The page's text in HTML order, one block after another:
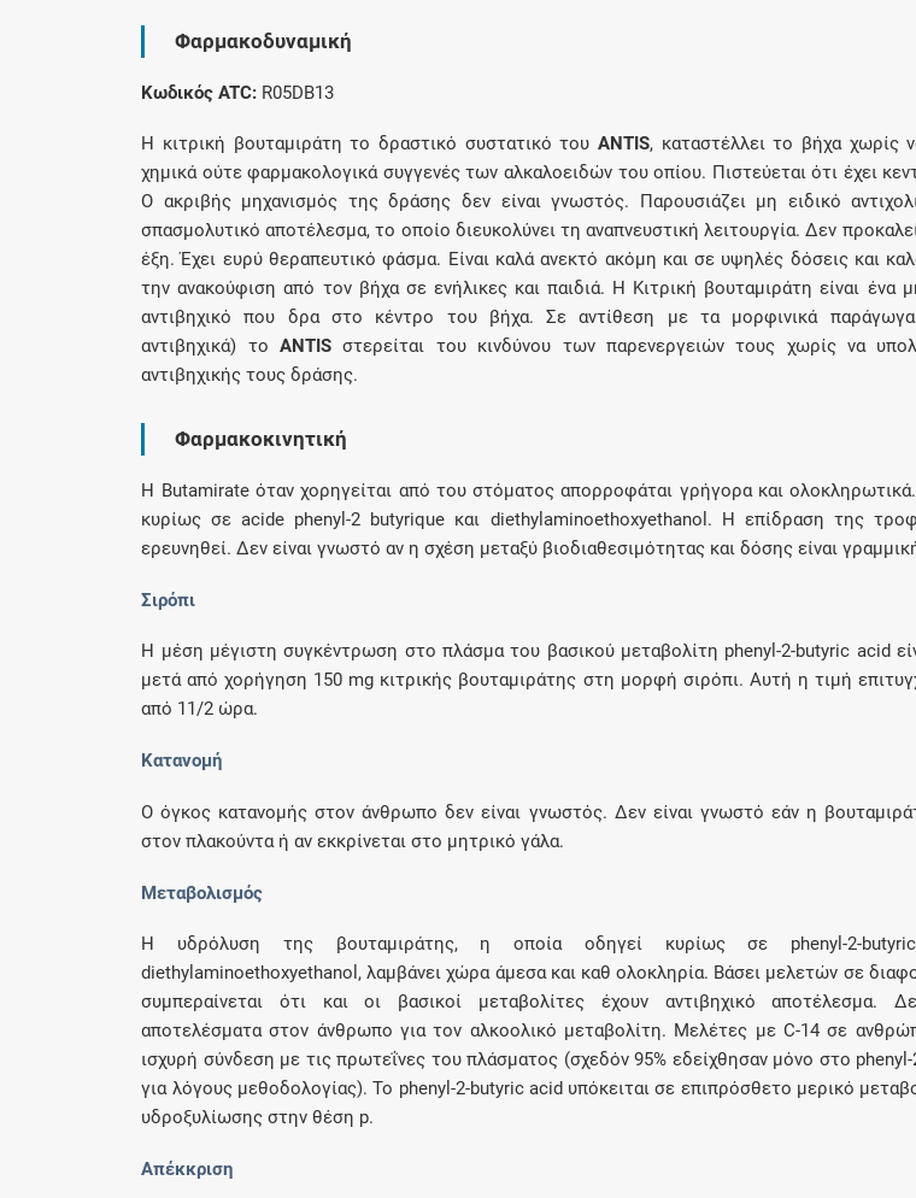
επιπλέον παροχές των συνδρομητικών
προγραμμάτων
Ενδείξεις και αγωγές
Βρείτε θεραπευτικές ενδείξεις και αγωγές
Γνωρίζατε ότι...
Μοιραζόμαστε μαζί σας γεγονότα της
Φαρμακοδυναμική
Κωδικός ATC: R05DB13
Η κιτρική βουταμιράτη το δραστικό συστατικό του ANTIS, καταστέλλει το βήχα χωρίς
χημικά ούτε φαρμακολογικά συγγενές των αλκαλοειδών του οπίου. Πιστεύεται ότι έχει
Ο ακριβής μηχανισμός της δράσης δεν είναι γνωστός. Παρουσιάζει μη ειδικό
σπασμολυτικό αποτέλεσμα, το οποίο διευκολύνει τη αναπνευστική λειτουργία. Δεν
έξη. Έχει ευρύ θεραπευτικό φάσμα. Είναι καλά ανεκτό ακόμη και σε υψηλές δόσεις και
την ανακούφιση από τον βήχα σε ενήλικες και παιδιά. Η Κιτρική βουταμιράτη είναι ένα
αντιβηχικό που δρα στο κέντρο του βήχα. Σε αντίθεση με τα μορφινικά παράγωγα
αντιβηχικά) το ANTISστερείται του κινδύνου των παρενεργειών τους χωρίς να
αντιβηχικής τους δράσης.
Φαρμακοκινητική
Η Butamirate όταν χορηγείται από του στόματος απορροφάται γρήγορα και
κυρίως σε acide phenyl-2 butyrique και diethylaminoethoxyethanol. Η επίδραση της
ερευνηθεί. Δεν είναι γνωστό αν η σχέση μεταξύ βιοδιαθεσιμότητας και δόσης είναι
Σιρόπι
Η μέση μέγιστη συγκέντρωση στο πλάσμα του βασικού μεταβολίτη phenyl-2-butyric acid
μετά από χορήγηση 150 mg κιτρικής βουταμιράτης στη μορφή σιρόπι. Αυτή η τιμή
από 11/2 ώρα.
Κατανομή
Ο όγκος κατανομής στον άνθρωπο δεν είναι γνωστός. Δεν είναι γνωστό εάν η
στον πλακούντα ή αν εκκρίνεται στο μητρικό γάλα.
Μεταβολισμός
Η υδρόλυση της βουταμιράτης, η οποία οδηγεί κυρίως σε phenyl-2-
diethylaminoethoxyethanol, λαμβάνει χώρα άμεσα και καθ ολοκληρία. Βάσει μελετών σε
συμπεραίνεται ότι και οι βασικοί μεταβολίτες έχουν αντιβηχικό αποτέλεσμα.
αποτελέσματα στον άνθρωπο για τον αλκοολικό μεταβολίτη. Μελέτες με C-14 σε
ισχυρή σύνδεση με τις πρωτεΐνες του πλάσματος (σχεδόν 95% εδείχθησαν μόνο στο
για λόγους μεθοδολογίας). Το phenyl-2-butyric acid υπόκειται σε επιπρόσθετο μερικό
υδροξυλίωσης στην θέση p.
Απέκκριση